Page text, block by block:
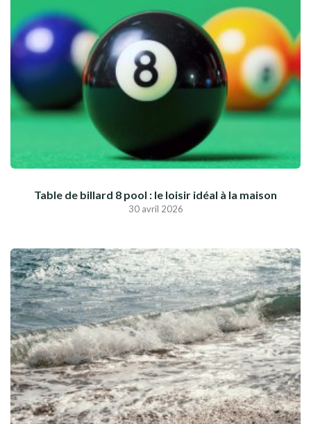
Table de billard 8 pool : le loisir idéal à la maison
30 avril 2026